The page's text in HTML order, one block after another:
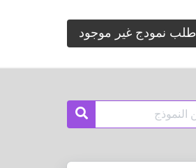
طلب نمودج غير موجود
Search